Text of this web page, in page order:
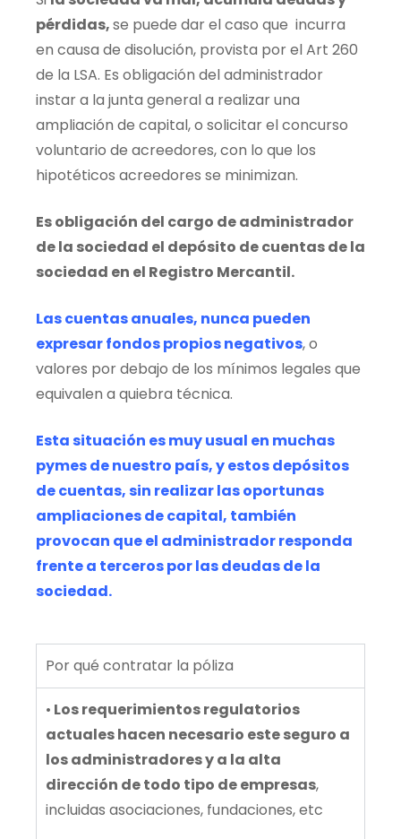
pérdidas,se puede dar el caso que incurra
en causa de disolución, provista por el Art 260
de la LSA. Es obligación del administrador
instar a la junta general a realizar una
ampliación de capital, o solicitar el concurso
voluntario de acreedores, con lo que los
hipotéticos acreedores se minimizan.
Es obligación del cargo de administrador
de la sociedad el depósito de cuentas de la
sociedad en el Registro Mercantil.
Las cuentas anuales, nunca pueden
expresar fondos propios negativos, o
valores por debajo de los mínimos legales que
equivalen a quiebra técnica.
Esta situación es muy usual en muchas
pymes de nuestro país, y estos depósitos
de cuentas, sin realizar las oportunas
ampliaciones de capital, también
provocan que el administrador responda
frente a terceros por las deudas de la
sociedad.
Por qué contratar la póliza
• Los requerimientos regulatorios
actuales hacen necesario este seguro a
los administradores y a la alta
dirección de todo tipo de empresas,
incluidas asociaciones, fundaciones, etc